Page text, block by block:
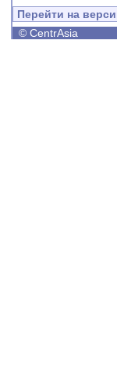
Перейти на
© CentrAsia